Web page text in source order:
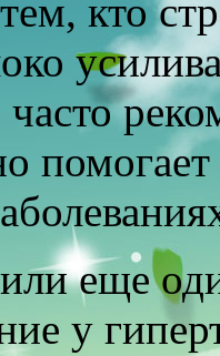
кто
часто
еще
у